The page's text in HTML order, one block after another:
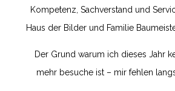
Kompetenz, Sachverstand und
Haus der Bilder und Familie
Der Grund warum ich dieses Jahr
mehr besuche ist – mir fehlen